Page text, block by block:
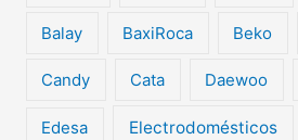
Balay BaxiRoca Beko
Candy Cata Daewoo
Edesa Electrodomésticos